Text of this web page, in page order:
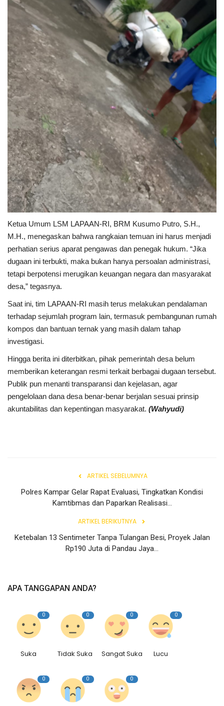
Ketua Umum LSM LAPAAN-RI, BRM Kusumo Putro, S.H.,
M.H., menegaskan bahwa rangkaian temuan ini harus menjadi
perhatian serius aparat pengawas dan penegak hukum. “Jika
dugaan ini terbukti, maka bukan hanya persoalan administrasi,
tetapi berpotensi merugikan keuangan negara dan masyarakat
desa,” tegasnya.
Saat ini, tim LAPAAN-RI masih terus melakukan pendalaman
terhadap sejumlah program lain, termasuk pembangunan rumah
kompos dan bantuan ternak yang masih dalam tahap
investigasi.
Hingga berita ini diterbitkan, pihak pemerintah desa belum
memberikan keterangan resmi terkait berbagai dugaan tersebut.
Publik pun menanti transparansi dan kejelasan, agar
pengelolaan dana desa benar-benar berjalan sesuai prinsip
akuntabilitas dan kepentingan masyarakat. (Wahyudi)
ARTIKEL SEBELUMNYA
Polres Kampar Gelar Rapat Evaluasi, Tingkatkan Kondisi
Kamtibmas dan Paparkan Realisasi...
ARTIKEL BERIKUTNYA
Ketebalan 13 Sentimeter Tanpa Tulangan Besi, Proyek Jalan
Rp190 Juta di Pandau Jaya...
APA TANGGAPAN ANDA?
0
Suka
0
Tidak Suka
0
Sangat Suka
0
Lucu
0 0 0